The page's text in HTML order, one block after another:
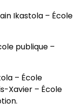
Ikastola – École
publique –
– École
Xavier – École